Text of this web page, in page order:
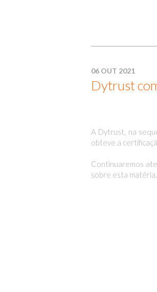
06 OUT 2021
Dytrust
A Dytrust, na
obteve a
Continuaremos
sobre esta